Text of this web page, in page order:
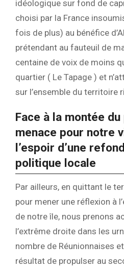
idéologique sur fond de
choisi par la France
fois de plus) au bénéfice
prétendant au fauteuil de
centaine de voix de moins
quartier ( Le Tapage ) et
sur l’ensemble du territoire
Face à la montée
menace pour notre
l’espoir d’une
politique locale
Par ailleurs, en quittant le
pour mener une réflexion à
de notre île, nous prenons
l’extrême droite dans les
nombre de Réunionnaises
résultat de propulser au